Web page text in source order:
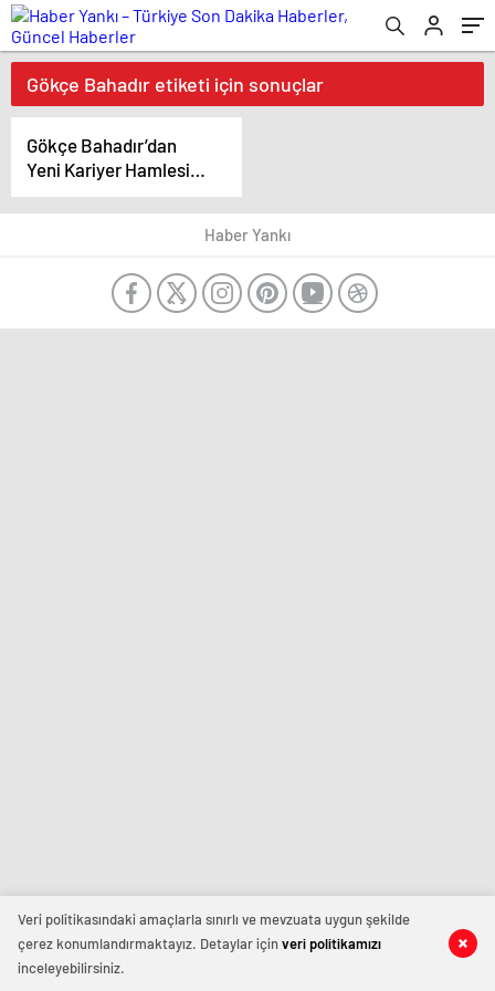
Gökçe Bahadır etiketi için sonuçlar
Gökçe Bahadır’dan
Yeni Kariyer Hamlesi:
İlk Yapımcılık Deneyimi
Haber Yankı
Veri politikasındaki amaçlarla sınırlı ve mevzuata uygun şekilde
çerez konumlandırmaktayız. Detaylar içinveri politikamızı
inceleyebilirsiniz.